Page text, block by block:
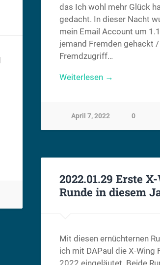
das Ich wohl mehr Glück
gedacht. In dieser Nacht
mein Email Account um
jemand Fremden gehackt /
Fremdzugriff…
Weiterlesen →
April 7, 2022 0
2022.01.29 Erste
Runde in diesem
Mit diesen ernüchternen
ich mit DAPaul die X-Wing